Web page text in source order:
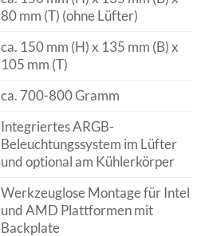
80 mm (T) (ohne Lüfter)
ca. 150 mm (H) x 135 mm (B) x
105 mm (T)
ca. 700-800 Gramm
Integriertes ARGB-
Beleuchtungssystem im Lüfter
und optional am Kühlerkörper
Werkzeuglose Montage für Intel
und AMD Plattformen mit
Backplate